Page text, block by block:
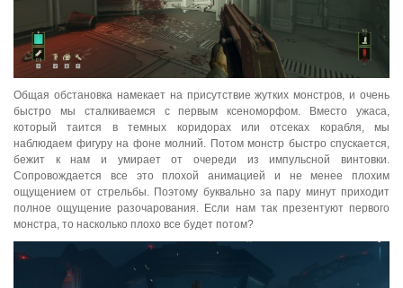
Общая обстановка намекает на присутствие жутких монстров, и очень
быстро мы сталкиваемся с первым ксеноморфом. Вместо ужаса,
который таится в темных коридорах или отсеках корабля, мы
наблюдаем фигуру на фоне молний. Потом монстр быстро спускается,
бежит к нам и умирает от очереди из импульсной винтовки.
Сопровождается все это плохой анимацией и не менее плохим
ощущением от стрельбы. Поэтому буквально за пару минут приходит
полное ощущение разочарования. Если нам так презентуют первого
монстра, то насколько плохо все будет потом?